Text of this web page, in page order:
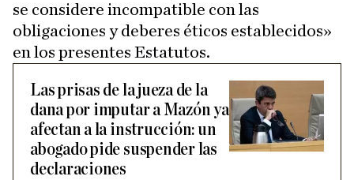
se considere incompatible con las
obligaciones y deberes éticos establecidos»
en los presentes Estatutos.
Las prisas de la jueza de la
dana por imputar a Mazón ya
afectan a la instrucción: un
abogado pide suspender las
declaraciones